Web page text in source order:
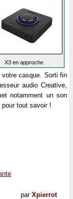
X3 en approche
casque. Sorti fin
audio Creative,
notamment un son
tout savoir !
par Xpierrot